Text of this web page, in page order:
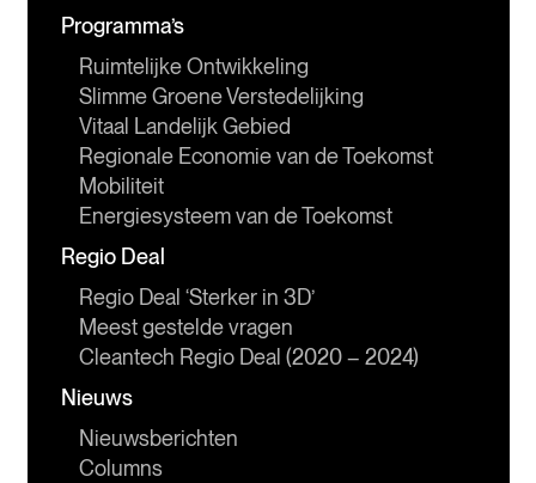
Programma’s
Ruimtelijke Ontwikkeling
Slimme Groene Verstedelijking
Vitaal Landelijk Gebied
Regionale Economie van de Toekomst
Mobiliteit
Energiesysteem van de Toekomst
Regio Deal
Regio Deal ‘Sterker in 3D’
Meest gestelde vragen
Cleantech Regio Deal (2020 – 2024)
Nieuws
Nieuwsberichten
Columns